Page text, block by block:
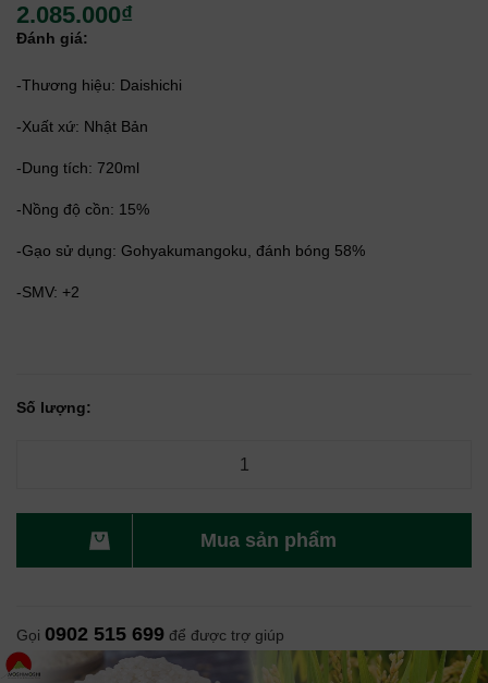
2.085.000₫
Đánh giá:
-Thương hiệu: Daishichi
-Xuất xứ: Nhật Bản
-Dung tích: 720ml
-Nồng độ cồn: 15%
-Gạo sử dụng: Gohyakumangoku, đánh bóng 58%
-SMV: +2
Số lượng:
Mua sản phẩm
Gọi 0902 515 699 để được trợ giúp